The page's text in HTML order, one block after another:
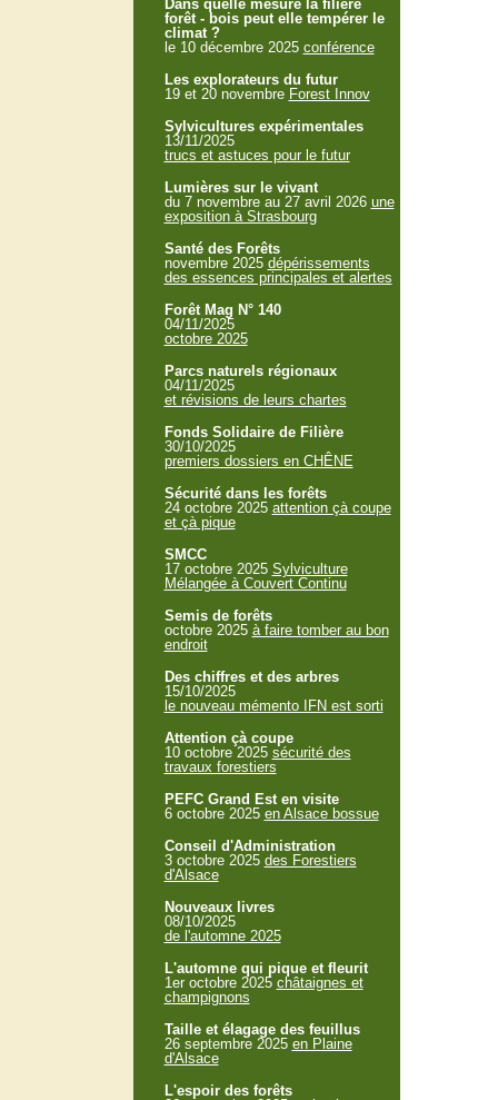
Dans quelle mesure la filière
forêt - bois peut elle tempérer le
climat ?
le 10 décembre 2025 conférence
Les explorateurs du futur
19 et 20 novembre Forest Innov
Sylvicultures expérimentales
13/11/2025
trucs et astuces pour le futur
Lumières sur le vivant
du 7 novembre au 27 avril 2026 une
exposition à Strasbourg
Santé des Forêts
novembre 2025 dépérissements
des essences principales et alertes
Forêt Mag N° 140
04/11/2025
octobre 2025
Parcs naturels régionaux
04/11/2025
et révisions de leurs chartes
Fonds Solidaire de Filière
30/10/2025
premiers dossiers en CHÊNE
Sécurité dans les forêts
24 octobre 2025 attention çà coupe
et çà pique
SMCC
17 octobre 2025 Sylviculture
Mélangée à Couvert Continu
Semis de forêts
octobre 2025 à faire tomber au bon
endroit
Des chiffres et des arbres
15/10/2025
le nouveau mémento IFN est sorti
Attention çà coupe
10 octobre 2025 sécurité des
travaux forestiers
PEFC Grand Est en visite
6 octobre 2025 en Alsace bossue
Conseil d'Administration
3 octobre 2025 des Forestiers
d'Alsace
Nouveaux livres
08/10/2025
de l'automne 2025
L'automne qui pique et fleurit
1er octobre 2025 châtaignes et
champignons
Taille et élagage des feuillus
26 septembre 2025 en Plaine
d'Alsace
L'espoir des forêts